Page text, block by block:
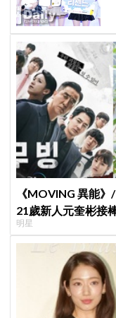
《MOVING 異能
21歲新人元奎彬接
明星